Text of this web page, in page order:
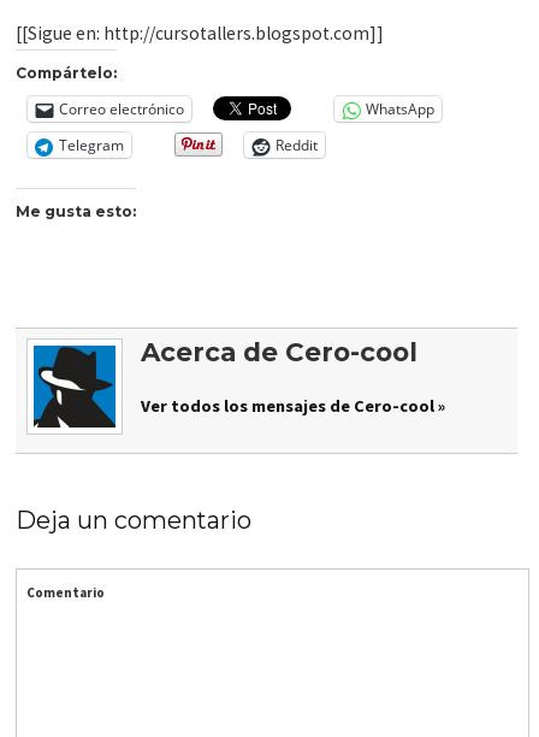
[[Sigue en: http://cursotallers.blogspot.com]]
Compártelo:
Correo electrónico
WhatsApp
Telegram
Reddit
Me gusta esto:
Acerca de Cero-cool
Ver todos los mensajes de Cero-cool »
Deja un comentario
Comentario